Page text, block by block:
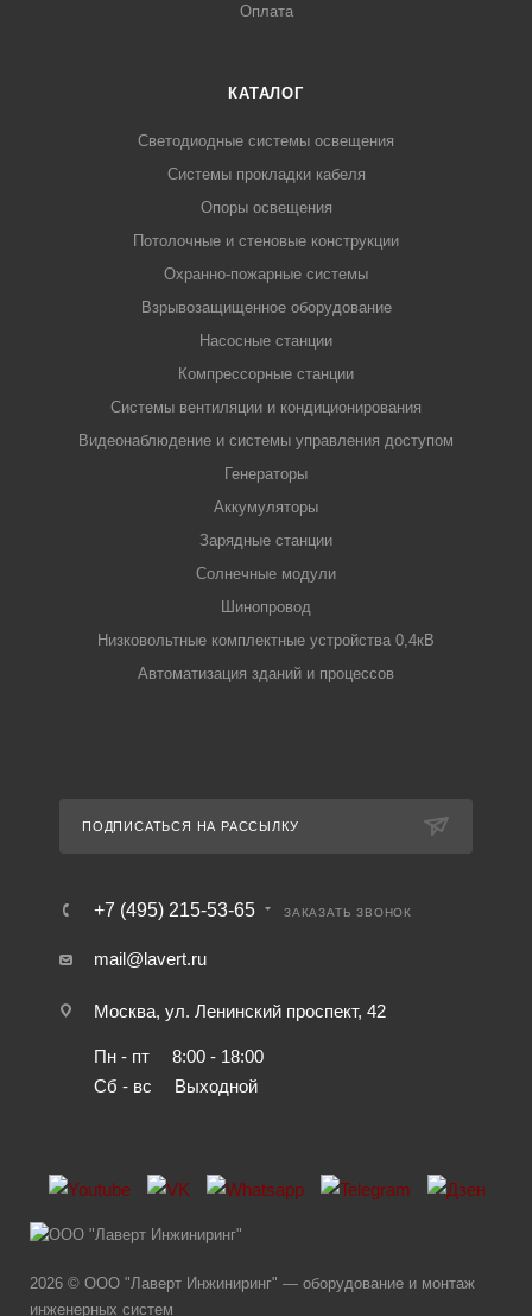
Оплата
КАТАЛОГ
Светодиодные системы освещения
Системы прокладки кабеля
Опоры освещения
Потолочные и стеновые конструкции
Охранно-пожарные системы
Взрывозащищенное оборудование
Насосные станции
Компрессорные станции
Системы вентиляции и кондиционирования
Видеонаблюдение и системы управления доступом
Генераторы
Аккумуляторы
Зарядные станции
Солнечные модули
Шинопровод
Низковольтные комплектные устройства 0,4кВ
Автоматизация зданий и процессов
ПОДПИСАТЬСЯ НА РАССЫЛКУ
+7 (495) 215-53-65 ЗАКАЗАТЬ ЗВОНОК
mail@lavert.ru
Москва, ул. Ленинский проспект, 42
Пн - пт
8:00 - 18:00
Сб - вс
Выходной
2026 © ООО "Лаверт Инжиниринг" — оборудование и монтаж
инженерных систем